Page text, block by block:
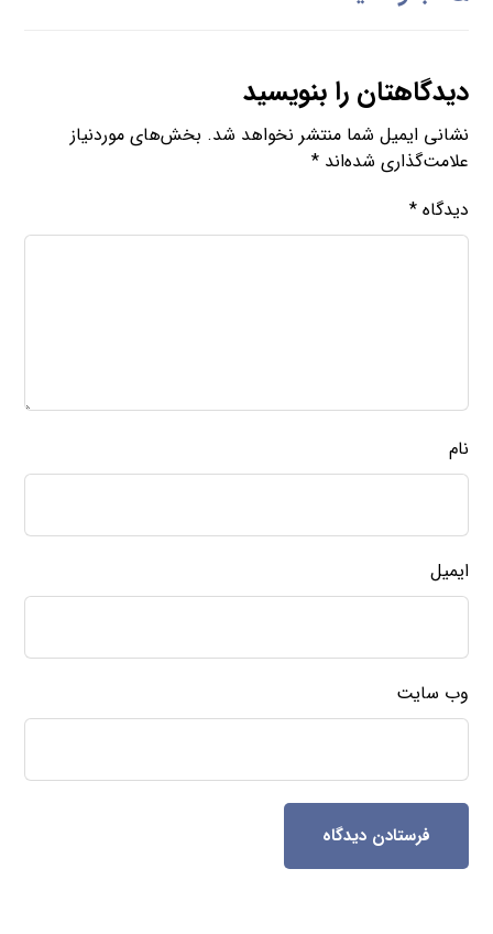
دیدگاهتان را بنویسید
نشانی ایمیل شما منتشر نخواهد شد. بخش‌های موردنیاز
علامت‌گذاری شده‌اند*
دیدگاه*
نام
ایمیل
وب‌ سایت
فرستادن دیدگاه